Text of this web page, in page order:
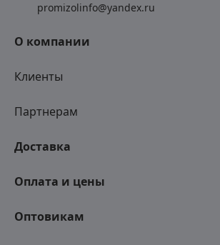
О компании
Клиенты
Партнерам
Доставка
Оплата и цены
Оптовикам
promizolinfo@yandex.ru